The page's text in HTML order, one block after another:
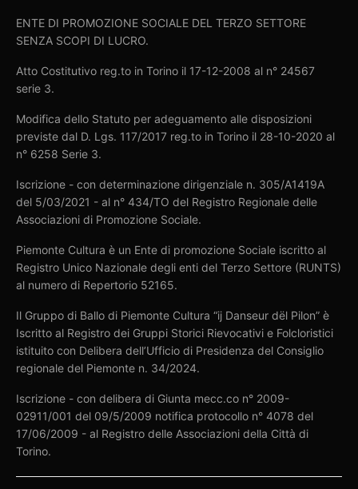
ENTE DI PROMOZIONE SOCIALE DEL TERZO SETTORE
SENZA SCOPI DI LUCRO.
Atto Costitutivo reg.to in Torino il 17-12-2008 al n° 24567
serie 3.
Modifica dello Statuto per adeguamento alle disposizioni
previste dal D. Lgs. 117/2017 reg.to in Torino il 28-10-2020 al
n° 6258 Serie 3.
Iscrizione - con determinazione dirigenziale n. 305/A1419A
del 5/03/2021 - al n° 434/TO del Registro Regionale delle
Associazioni di Promozione Sociale.
Piemonte Cultura è un Ente di promozione Sociale iscritto al
Registro Unico Nazionale degli enti del Terzo Settore (RUNTS)
al numero di Repertorio 52165.
Il Gruppo di Ballo di Piemonte Cultura “ij Danseur dël Pilon” è
Iscritto al Registro dei Gruppi Storici Rievocativi e Folcloristici
istituito con Delibera dell’Ufficio di Presidenza del Consiglio
regionale del Piemonte n. 34/2024.
Iscrizione - con delibera di Giunta mecc.co n° 2009-
02911/001 del 09/5/2009 notifica protocollo n° 4078 del
17/06/2009 - al Registro delle Associazioni della Città di
Torino.